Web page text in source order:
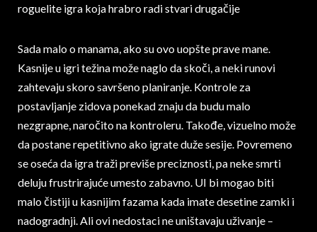
Sada malo o manama, ako su ovo uopšte prave mane.
Kasnije u igri težina može naglo da skoči, a neki runovi
zahtevaju skoro savršeno planiranje. Kontrole za
postavljanje zidova ponekad znaju da budu malo
nezgrapne, naročito na kontroleru. Takođe, vizuelno može
da postane repetitivno ako igrate duže sesije. Povremeno
se oseća da igra traži previše preciznosti, pa neke smrti
deluju frustrirajuće umesto zabavno. UI bi mogao biti
malo čistiji u kasnijim fazama kada imate desetine zamki i
nadogradnji. Ali ovi nedostaci ne uništavaju uživanje –